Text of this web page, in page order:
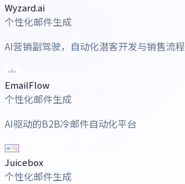
Wyzard.ai
个性化邮件生成
AI营销副驾驶，自动化潜客开发与销售流程
EmailFlow
个性化邮件生成
AI驱动的B2B冷邮件自动化平台
Juicebox
个性化邮件生成